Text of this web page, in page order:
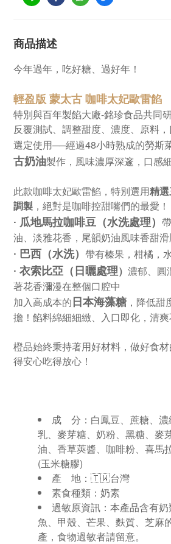
商品描述
今年過年，吃好糖、過好年！
輕盈版 蒙太古咖啡太妃歐雷餡
特別與百年製餡大廠-銘珍食品共同
反覆測試、調整甜度、濃度、原料
選定使用──經過48小時熟成的勞斯
古奶油製作，風味濃厚深邃，口感
此款咖啡太妃歐雷餡，特別選用精
調製 ，絕對是咖啡控甜嘴們的最愛！
∙ 瓜地馬拉咖啡豆（水洗處理）
油、淡雅花香，尾韻奶油風味香甜
∙ 巴西（水洗） 帶有榛果，柑橘，
∙ 衣索比亞（日曬處理） 濃郁、圓
著花香瀰漫在整個口腔中
加入高成本的日本海藻糖 ，降低
擔！餡料綿細細緻、入口即化，清爽
橙品始終秉持著用好材料，做好食
得安心吃得放心！
成 分：白鳳豆、蔗糖、濃
乳、麥芽糖、奶粉、黑糖、麥
油、香草莢醬、咖啡粉、喜馬
(玉米糖膠)
產 地：🇹🇼台灣
素食種類：奶素
過敏原資訊：本產品含有奶
魚、甲殼、芒果、麩質、芝麻
產，食物過敏者請留意。